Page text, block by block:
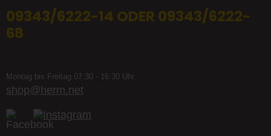
09343/6222-14 ODER 09343/6222-
68
Montag bis Freitag 07:30 - 16:30 Uhr
shop@herm.net